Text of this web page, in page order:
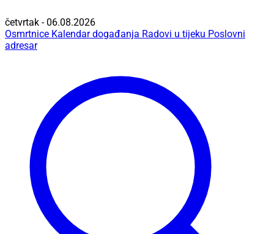
četvrtak - 06.08.2026
Osmrtnice Kalendar događanja Radovi u tijeku Poslovni
adresar